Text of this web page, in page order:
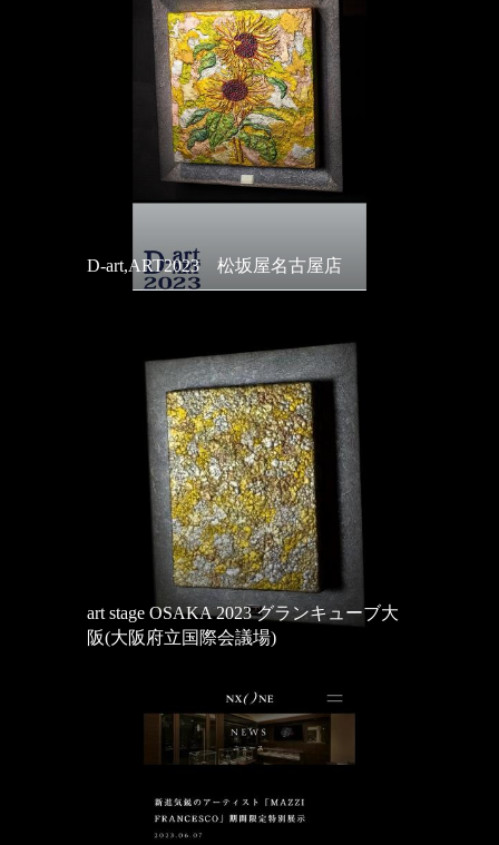
D-art,ART2023 松坂屋名古屋店
art stage OSAKA 2023 グランキューブ大
阪(大阪府立国際会議場)